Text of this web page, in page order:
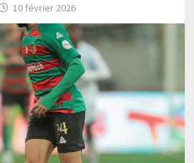
10 février 2026